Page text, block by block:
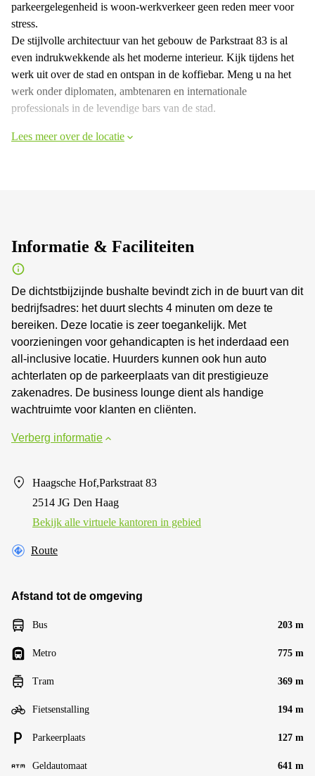
parkeergelegenheid is woon-werkverkeer geen reden meer voor
stress.
De stijlvolle architectuur van het gebouw de Parkstraat 83 is al
even indrukwekkende als het moderne interieur. Kijk tijdens het
werk uit over de stad en ontspan in de koffiebar. Meng u na het
werk onder diplomaten, ambtenaren en internationale
professionals in de levendige bars van de stad.
Lees meer over de locatie
Informatie & Faciliteiten
De dichtstbijzijnde bushalte bevindt zich in de buurt van dit
bedrijfsadres: het duurt slechts 4 minuten om deze te
bereiken. Deze locatie is zeer toegankelijk. Met
voorzieningen voor gehandicapten is het inderdaad een
all-inclusive locatie. Huurders kunnen ook hun auto
achterlaten op de parkeerplaats van dit prestigieuze
zakenadres. De business lounge dient als handige
wachtruimte voor klanten en cliënten.
Verberg informatie
Haagsche Hof,Parkstraat 83
2514 JG Den Haag
Bekijk alle virtuele kantoren in gebied
Route
Afstand tot de omgeving
Bus 203 m
Metro 775 m
Tram 369 m
Fietsenstalling 194 m
Parkeerplaats 127 m
Geldautomaat 641 m